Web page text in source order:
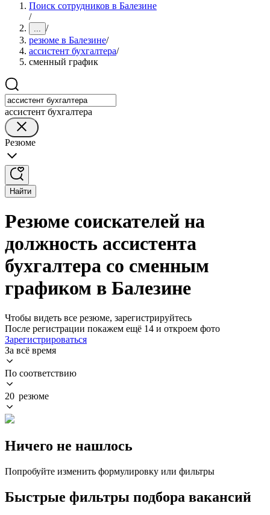
Поиск сотрудников в Балезине
/
... /
резюме в Балезине/
ассистент бухгалтера/
сменный график
ассистент бухгалтера
Резюме
Найти
Резюме соискателей на
должность ассистента
бухгалтера со сменным
графиком в Балезине
Чтобы видеть все резюме, зарегистрируйтесь
После регистрации покажем ещё 14 и откроем фото
Зарегистрироваться
За всё время
По соответствию
20 резюме
Ничего не нашлось
Попробуйте изменить формулировку или фильтры
Быстрые фильтры подбора вакансий